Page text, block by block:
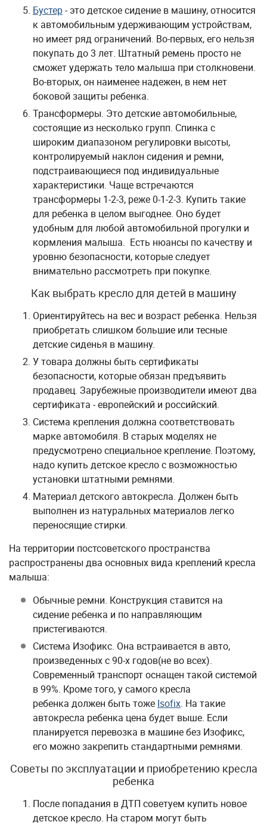
Бустер- это детское сидение в машину, относится
к автомобильным удерживающим устройствам,
но имеет ряд ограничений. Во-первых, его нельзя
покупать до 3 лет. Штатный ремень просто не
сможет удержать тело малыша при столкновени.
Во-вторых, он наименее надежен, в нем нет
боковой защиты ребенка.
Трансформеры. Это детские автомобильные,
состоящие из несколько групп. Спинка с
широким диапазоном регулировки высоты,
контролируемый наклон сидения и ремни,
подстраивающиеся под индивидуальные
характеристики. Чаще встречаются
трансформеры 1-2-3, реже 0-1-2-3. Купить такие
для ребенка в целом выгоднее. Оно будет
удобным для любой автомобильной прогулки и
кормления малыша. Есть нюансы по качеству и
уровню безопасности, которые следует
внимательно рассмотреть при покупке.
Как выбрать кресло для детей в машину
Ориентируйтесь на вес и возраст ребенка. Нельзя
приобретать слишком большие или тесные
детские сиденья в машину.
У товара должны быть сертификаты
безопасности, которые обязан предъявить
продавец. Зарубежные производители имеют два
сертификата - европейский и российский.
Система крепления должна соответствовать
марке автомобиля. В старых моделях не
предусмотрено специальное крепление. Поэтому,
надо купить детское кресло с возможностью
установки штатными ремнями.
Материал детского автокресла. Должен быть
выполнен из натуральных материалов легко
переносящие стирки.
На территории постсоветского пространства
распространены два основных вида креплений кресла
малыша:
Обычные ремни. Конструкция ставится на
сидение ребенка и по направляющим
пристегиваются.
Система Изофикс. Она встраивается в авто,
произведенных с 90-х годов(не во всех).
Современный транспорт оснащен такой системой
в 99%. Кроме того, у самого кресла
ребенка должен быть тоже Isofix. На такие
автокресла ребенка цена будет выше. Если
планируется перевозка в машине без Изофикс,
его можно закрепить стандартными ремнями.
Советы по эксплуатации и приобретению кресла
ребенка
После попадания в ДТП советуем купить новое
детское кресло. На старом могут быть